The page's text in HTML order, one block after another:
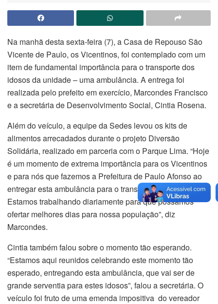
Na manhã desta sexta-feira (7), a Casa de Repouso São
Vicente de Paulo, os Vicentinos, foi contemplado com um
item de fundamental importância para o transporte dos
idosos da unidade – uma ambulância. A entrega foi
realizada pelo prefeito em exercício, Marcondes Francisco
e a secretária de Desenvolvimento Social, Cintia Rosena.
Além do veículo, a equipe da Sedes levou os kits de
alimentos arrecadados durante o projeto Diversão
Solidária, realizado em parceria com o Parque Lima. “Hoje
é um momento de extrema importância para os Vicentinos
e para nós que fazemos a Prefeitura de Paulo Afonso ao
entregar esta ambulância para o transporte dos idosos.
Estamos trabalhando diariamente para que possamos
ofertar melhores dias para nossa população”, diz
Marcondes.
Cintia também falou sobre o momento tão esperando.
“Estamos aqui reunidos celebrando este momento tão
esperado, entregando esta ambulância, que vai ser de
grande serventia para estes idosos”, falou a secretária. O
veículo foi fruto de uma emenda impositiva do vereador